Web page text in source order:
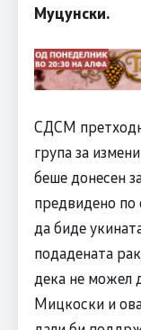
Муцунски.
СДСМ
група за
беше донесен
предвидено по
да биде
подадената
дека не можел
Мицкоски и